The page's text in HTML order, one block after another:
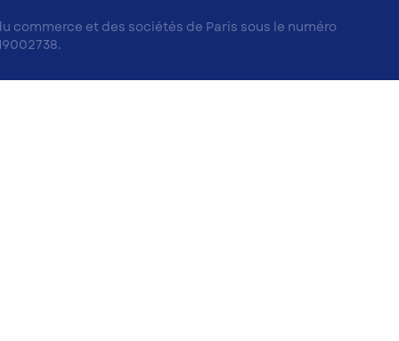
commerce et des sociétés de Paris sous le numéro